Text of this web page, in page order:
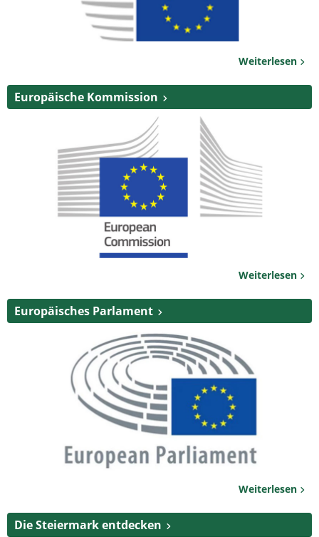
Weiterlesen
Europäische Kommission
Weiterlesen
Europäisches Parlament
Weiterlesen
Die Steiermark entdecken